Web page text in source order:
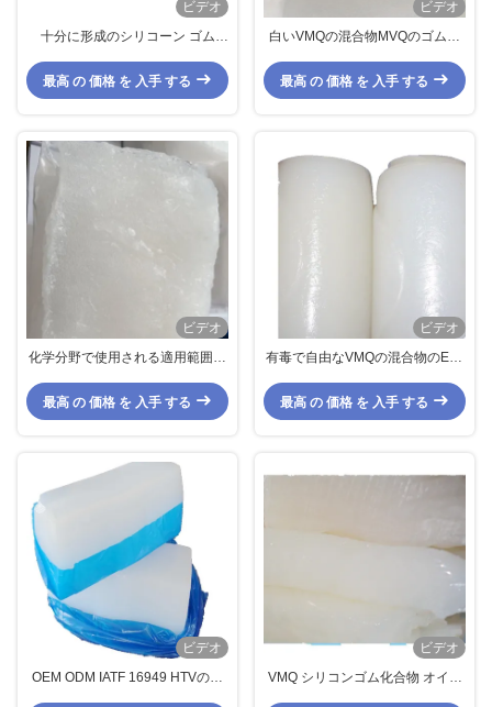
ビデオ
十分に形成のシリコーン ゴム
最高 の 価格 を 入手 する
ビデオ
白いVMQの混合物MVQのゴム製
ゴムのOリングの原料
最高 の 価格 を 入手 する
ビデオ
化学分野で使用される適用範囲が
スケット材料の燃料の抵抗力があ
最高 の 価格 を 入手 する
ビデオ
有毒で自由なVMQの混合物のEco
物
最高 の 価格 を 入手 する
ビデオ
OEM ODM IATF 16949 HTVのシ
ビデオ
VMQ シリコンゴム化合物 オイル